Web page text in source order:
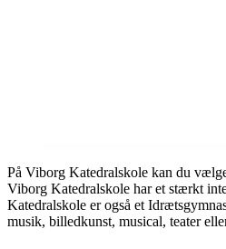
På Viborg Katedralskole kan du
Viborg Katedralskole har et stærkt
Katedralskole er også et
musik, billedkunst, musical, teater